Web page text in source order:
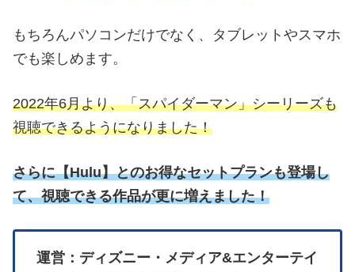
もちろんパソコンだけでなく、タブレットやスマホ
でも楽しめます。
2022年6月より、「スパイダーマン」シーリーズも
視聴できるようになりました！
さらに【Hulu】とのお得なセットプランも登場し
て、視聴できる作品が更に増えました！
運営：ディズニー・メディア&エンターテイ